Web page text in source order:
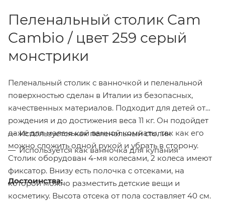
Пеленальный столик Cam
Cambio / цвет 259 серый
монстрики
Пеленальный столик с ванночкой и пеленальной
поверхностью сделан в Италии из безопасных,
качественных материалов. Подходит для детей от
рождения и до достижения веса 11 кг. Он подойдет
даже для маленькой ванной комнаты, так как его
можно сложить одной рукой и убрать в сторону.
Столик оборудован 4-мя колесами, 2 колеса имеют
фиксатор. Внизу есть полочка с отсеками, на
которой можно разместить детские вещи и
косметику. Высота отсека от пола составляет 40 см.
Используется как пеленальный столик
Используется как ванночка для купания
Достоинства: